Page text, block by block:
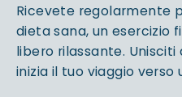
Ricevete regolarmente
dieta sana, un esercizio
libero rilassante.
inizia il tuo viaggio